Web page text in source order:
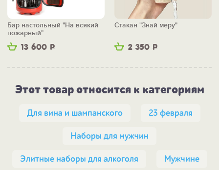
13 600 Р
Бар настольный "На всякий
пожарный"
2 350 Р
Стакан "Знай меру"
Этот товар относится к категориям
Для вина и шампанского 23 февраля
Наборы для мужчин
Элитные наборы для алкоголя Мужчине